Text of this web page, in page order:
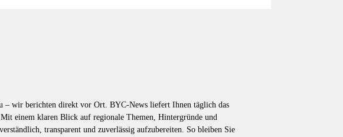
– wir berichten direkt vor Ort. BYC-News liefert Ihnen täglich das
einem klaren Blick auf regionale Themen, Hintergründe und
transparent und zuverlässig aufzubereiten. So bleiben Sie